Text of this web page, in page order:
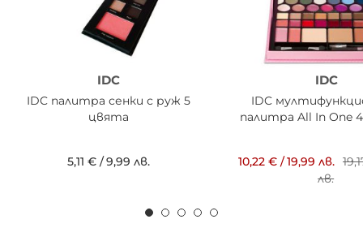
IDC
IDC палитра сенки с руж 5
цвята
5,11 € /9,99 лв.
IDC
IDC
палитра All In One
10,22 € /19,99 лв.
лв.